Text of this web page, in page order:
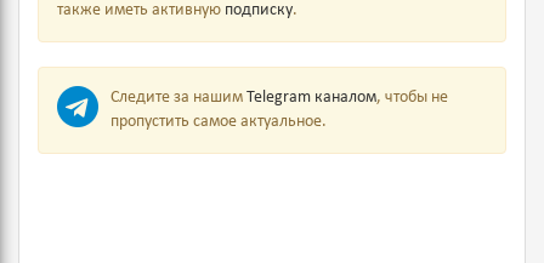
также иметь активную подписку.
Следите за нашим Telegram каналом, чтобы не
пропустить самое актуальное.